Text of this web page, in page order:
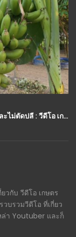
(คลิป) บทสรุปการตัดกล้วยแบบครึ่งปลี ทั้งปลี และไม่ตัดปลี : วีดีโอ เกษตร
วกับ วีดีโอ เกษตร
บรวมวีดีโอ ที่เกี่ยว
ล่า Youtuber และก็